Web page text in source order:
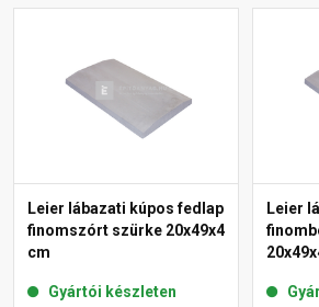
Leier lábazati kúpos fedlap
finomszórt szürke 20x49x4
cm
Gyártói készleten
Leier